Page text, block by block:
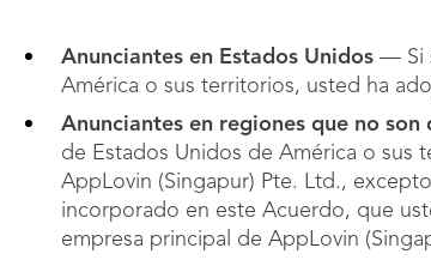
Anunciantes en Estados Unidos — Si
América o sus territorios, usted ha
Anunciantes en regiones que no son
de Estados Unidos de América o
AppLovin (Singapur) Pte. Ltd.,
incorporado en este Acuerdo, que
empresa principal de AppLovin